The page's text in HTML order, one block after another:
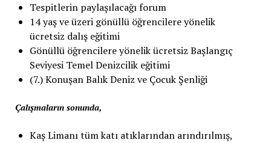
Tespitlerin paylaşılacağı forum
14 yaş ve üzeri gönüllü öğrencilere yönelik
ücretsiz dalış eğitimi
Gönüllü öğrencilere yönelik ücretsiz Başlangıç
Seviyesi Temel Denizcilik eğitimi
(7.) Konuşan Balık Deniz ve Çocuk Şenliği
Çalışmaların sonunda,
Kaş Limanı tüm katı atıklarından arındırılmış,